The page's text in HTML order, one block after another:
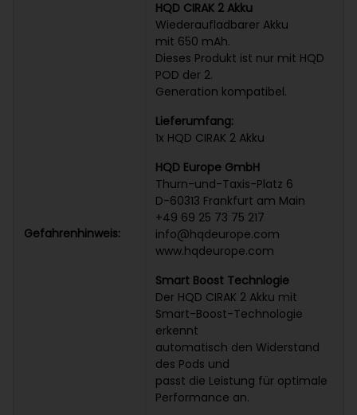
Gefahrenhinweis:
HQD CIRAK 2 Akku
Wiederaufladbarer Akku
mit 650 mAh.
Dieses Produkt ist nur mit HQD
POD der 2.
Generation kompatibel.
Lieferumfang:
1x HQD CIRAK 2 Akku
HQD Europe GmbH
Thurn-und-Taxis-Platz 6
D-60313 Frankfurt am Main
+49 69 25 73 75 217
info@hqdeurope.com
www.hqdeurope.com
Smart Boost Technlogie
Der HQD CIRAK 2 Akku mit
Smart-Boost-Technologie
erkennt
automatisch den Widerstand
des Pods und
passt die Leistung für optimale
Performance an.